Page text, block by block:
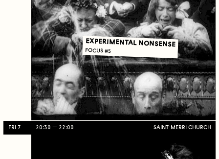
EXPERIMENTAL NONSENSE
FOCUS #5
FRI 7 20:30 22:00 SAINT-MERRI CHURCH